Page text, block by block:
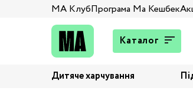
МА КлубПрограма Ма Кешбек
Каталог
Дитяче харчування